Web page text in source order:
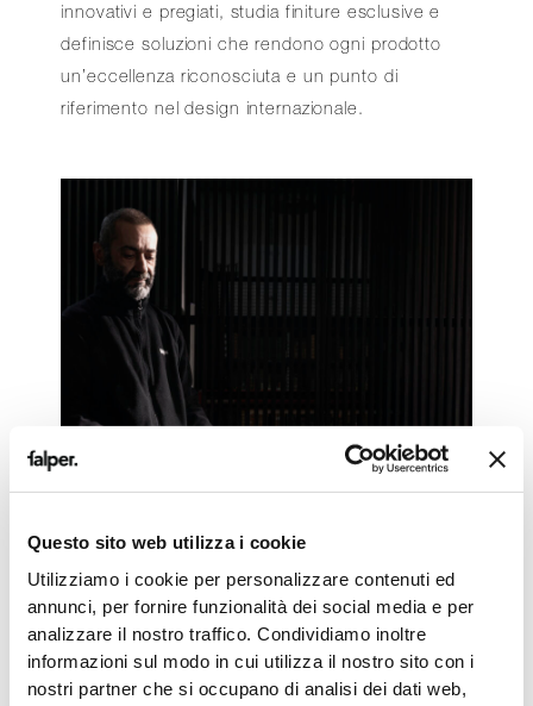
Questo sito web utilizza i cookie
Utilizziamo i cookie per personalizzare contenuti ed
annunci, per fornire funzionalità dei social media e per
analizzare il nostro traffico. Condividiamo inoltre
informazioni sul modo in cui utilizza il nostro sito con i
nostri partner che si occupano di analisi dei dati web,
innovativi e pregiati, studia finiture esclusive e
definisce soluzioni che rendono ogni prodotto
un’eccellenza riconosciuta e un punto di
riferimento nel design internazionale.